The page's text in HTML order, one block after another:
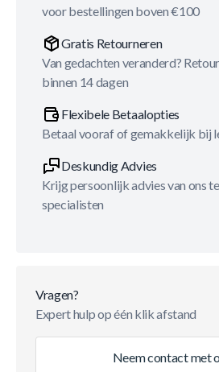
voor bestellingen boven €100
Gratis Retourneren
Van gedachten veranderd?
binnen 14 dagen
Flexibele Betaalopties
Betaal vooraf of gemakkelijk bij
Deskundig Advies
Krijg persoonlijk advies van ons
specialisten
Vragen?
Expert hulp op één klik afstand
Neem contact met